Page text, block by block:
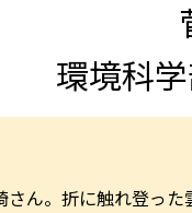
環境科
ん。折に触れ登った